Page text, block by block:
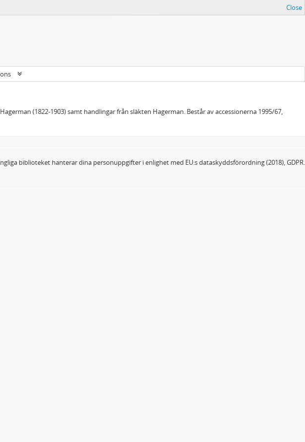
Close
(1822-1903) samt handlingar från släkten Hagerman. Består av accessionerna 1995/67,
biblioteket hanterar dina personuppgifter i enlighet med EU:s dataskyddsförordning (2018), GDPR.